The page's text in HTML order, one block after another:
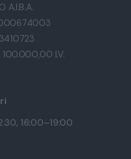
A.I.B.A.
I.V.
16:00–19:00